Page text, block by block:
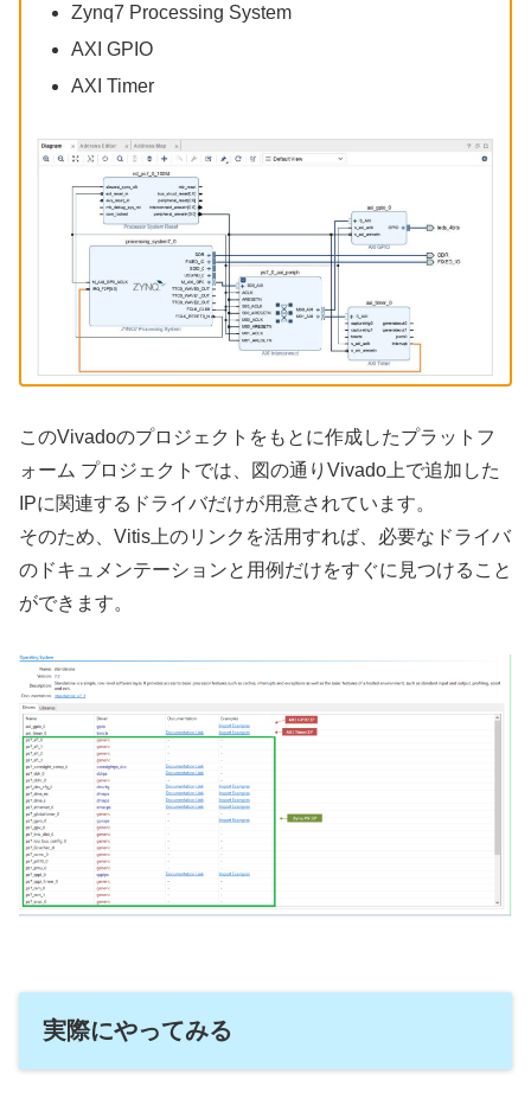
Zynq7 Processing System
AXI GPIO
AXI Timer
このVivadoのプロジェクトをもとに作成したプラットフ
ォーム プロジェクトでは、図の通りVivado上で追加した
IPに関連するドライバだけが用意されています。
そのため、Vitis上のリンクを活用すれば、必要なドライバ
のドキュメンテーションと用例だけをすぐに見つけること
ができます。
実際にやってみる